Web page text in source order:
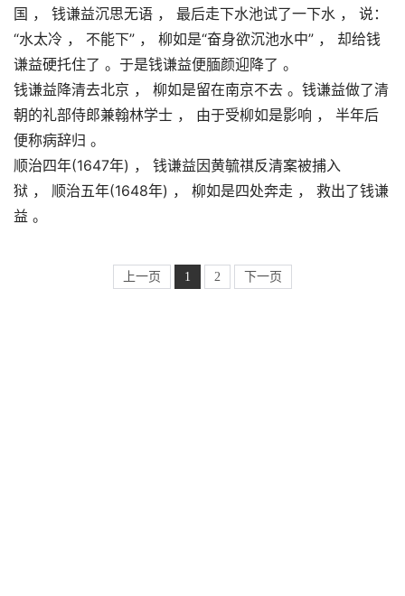
国 ， 钱谦益沉思无语 ， 最后走下水池试了一下水 ， 说：
“水太冷 ， 不能下” ， 柳如是“奋身欲沉池水中” ， 却给钱
谦益硬托住了 。于是钱谦益便腼颜迎降了 。
钱谦益降清去北京 ， 柳如是留在南京不去 。钱谦益做了清
朝的礼部侍郎兼翰林学士 ， 由于受柳如是影响 ， 半年后
便称病辞归 。
顺治四年(1647年) ， 钱谦益因黄毓祺反清案被捕入
狱 ， 顺治五年(1648年) ， 柳如是四处奔走 ， 救出了钱谦
益 。
上一页 1 2 下一页